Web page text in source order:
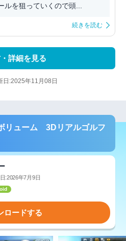
ルを狙っていくので頭...
続きを読む
詳細を見る
日:2025年11月08日
リューム 3Dリアルゴルフ
:2026年7月9日
ロードする